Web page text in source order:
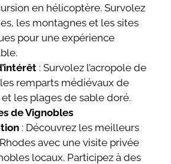
en hélicoptère. Survolez
les montagnes et les sites
pour une expérience
: Survolez l’acropole de
remparts médiévaux de
et les plages de sable doré.
de Vignobles
: Découvrez les meilleurs
avec une visite privée
locaux. Participez à des